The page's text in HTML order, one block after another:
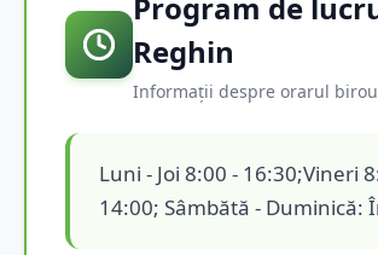
Reghin
Informații despre orarul
Luni - Joi 8:00 - 16:30;Vineri
14:00; Sâmbătă - Duminică: